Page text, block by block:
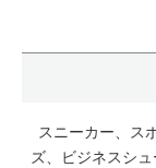
スニーカー、ス
ズ、ビジネスシ